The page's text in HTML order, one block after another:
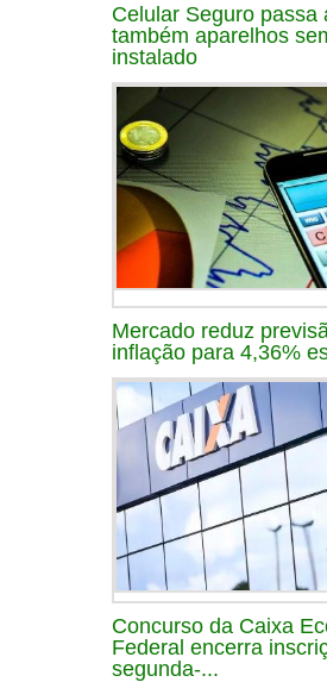
Celular Seguro passa
também aparelhos
instalado
Mercado reduz
inflação para 4,36%
Concurso da Caixa
Federal encerra
segunda-...